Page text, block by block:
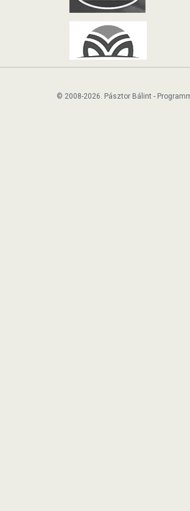
© 2008-2026. Pásztor Bálint -